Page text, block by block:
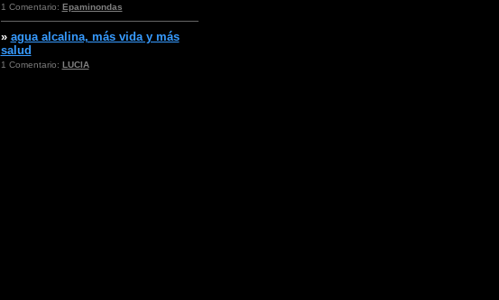
1 Comentario: Epaminondas
» agua alcalina, más vida y más
salud
1 Comentario: LUCIA